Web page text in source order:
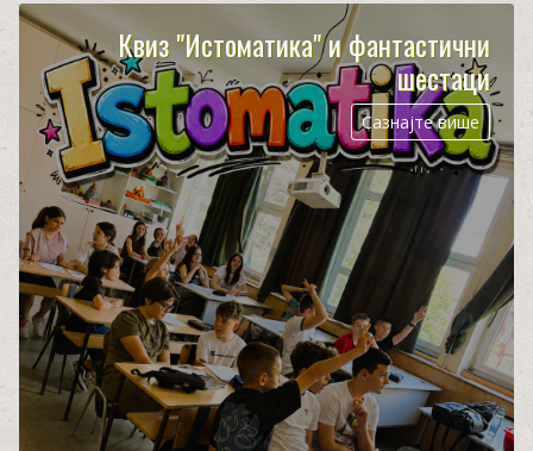
Квиз "Истоматика" и фантастични
шестаци
Сазнајте више